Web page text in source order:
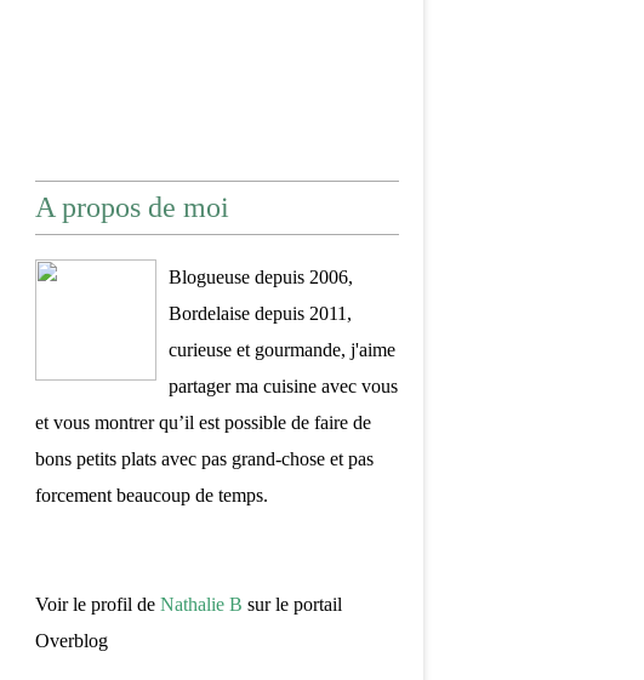
A propos de moi
Blogueuse depuis 2006,
Bordelaise depuis 2011,
curieuse et gourmande, j'aime
partager ma cuisine avec vous
et vous montrer qu’il est possible de faire de
bons petits plats avec pas grand-chose et pas
forcement beaucoup de temps.
Voir le profil de Nathalie B sur le portail
Overblog